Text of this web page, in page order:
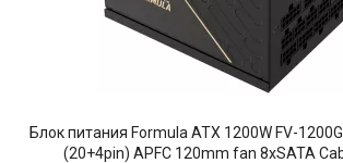
Блок питания Formula ATX 1200W FV-
(20+4pin) APFC 120mm fan 8xSATA